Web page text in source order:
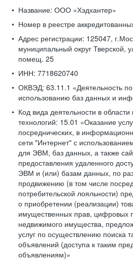
Название: ООО «Хэдхантер»
Номер в реестре
Адрес регистрации: 125047,
муниципальный округ Тверской,
помещ. 25
ИНН: 7718620740
ОКВЭД: 63.11.1 «Деятельность
использованию баз данных и
Код вида деятельности в
технологий: 15.01 «Оказание
посреднических, в
сети "Интернет" с
для ЭВМ, баз данных, а также
предоставления удаленного
ЭВМ и (или) базам данных, по
продвижению (в том числе
потребительской лояльности)
о приобретении (реализации)
имущественных прав, цифровых
недвижимого имущества,
услуг по осуществлению поиска
объявлений (доступа к таким
объявлениям)»